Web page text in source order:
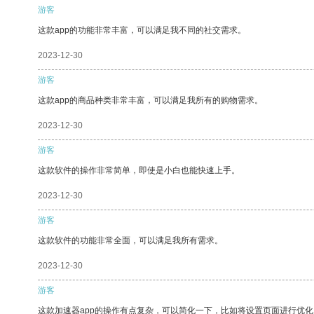
游客
这款app的功能非常丰富，可以满足我不同的社交需求。
2023-12-30
游客
这款app的商品种类非常丰富，可以满足我所有的购物需求。
2023-12-30
游客
这款软件的操作非常简单，即使是小白也能快速上手。
2023-12-30
游客
这款软件的功能非常全面，可以满足我所有需求。
2023-12-30
游客
这款加速器app的操作有点复杂，可以简化一下，比如将设置页面进行优